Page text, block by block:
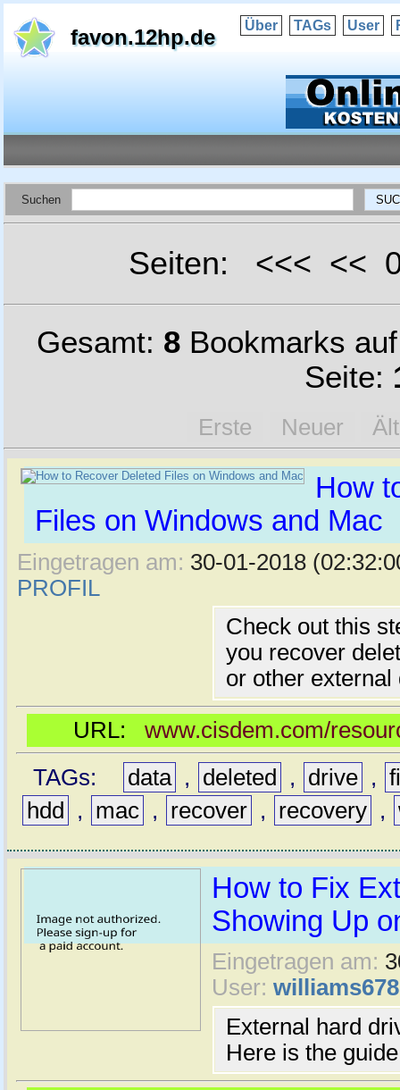
favon.12hp.de Über TAGs User
Suchen
Seiten: <<< <<
Gesamt: 8Bookmarks
Seite:
Erste Neuer
How
Files on Windows and Mac
Eingetragen am: 30-01-2018
PROFIL
Check out this
you recover
or other external
URL: www.cisdem.com/
TAGs:
data , deleted , drive ,
hdd
, mac , recover , recovery ,
How to Fix
Showing Up
Eingetragen am:
User: williams678
External hard
Here is the